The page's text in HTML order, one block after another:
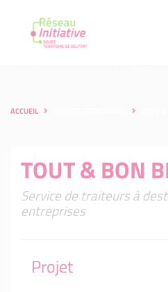
ACCUEIL
TOUT & BON
Service de traiteurs à
entreprises
Projet